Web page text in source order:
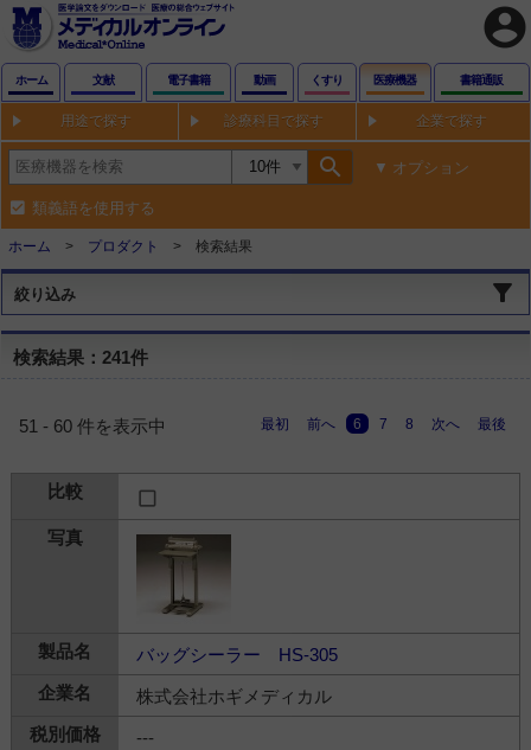
account_circle
ホーム 文献 電子書籍 動画 くすり 医療機器 書籍通販
用途で探す 診療科目で探す 企業で探す
search オプション
類義語を使用する
ホーム プロダクト 検索結果
絞り込み
検索結果：241件
51 - 60 件を表示中 最初 前へ 6 7 8 次へ 最後
バッグシーラー HS-305
株式会社ホギメディカル
---